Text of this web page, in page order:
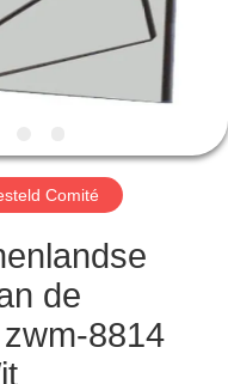
Comité
de
8814